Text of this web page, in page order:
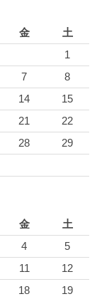
金
土
1
7
8
14
15
21
22
28
29
金
土
4
5
11
12
18
19